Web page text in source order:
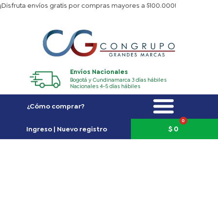
Ir
¡Disfruta envíos gratis por compras mayores a $100.000!
Envíos Nacionales
Bogotá y Cundinamarca 3 días hábiles
Nacionales 4-5 días hábiles
¿Cómo comprar?
Ingreso | Nuevo registro $0
0
Carrito